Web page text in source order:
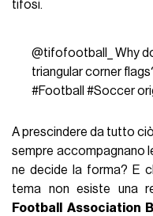
tifosi.
@tifofootball_
Why
triangular corner
#Football #Soccer
A prescindere da tutto
sempre accompagnano
ne decide la forma? E
tema non esiste una
Football Association